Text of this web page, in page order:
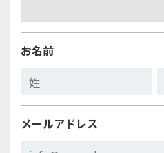
お名前
メールアドレス